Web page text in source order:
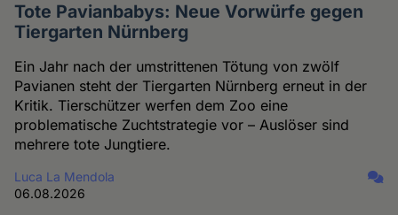
Tote Pavianbabys: Neue Vorwürfe gegen
Tiergarten Nürnberg
Ein Jahr nach der umstrittenen Tötung von zwölf
Pavianen steht der Tiergarten Nürnberg erneut in der
Kritik. Tierschützer werfen dem Zoo eine
problematische Zuchtstrategie vor – Auslöser sind
mehrere tote Jungtiere.
Luca La Mendola
06.08.2026